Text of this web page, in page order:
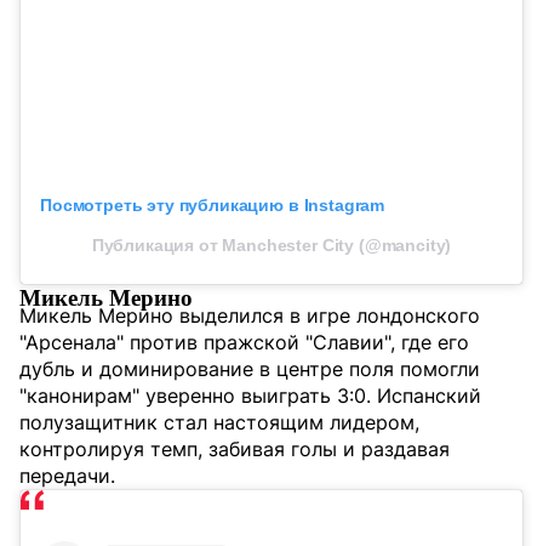
Посмотреть эту публикацию в Instagram
Публикация от Manchester City (@mancity)
Микель Мерино
Микель Мерино выделился в игре лондонского
"Арсенала" против пражской "Славии", где его
дубль и доминирование в центре поля помогли
"канонирам" уверенно выиграть 3:0. Испанский
полузащитник стал настоящим лидером,
контролируя темп, забивая голы и раздавая
передачи.